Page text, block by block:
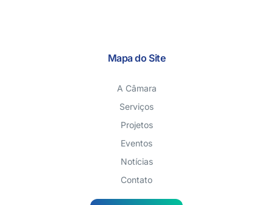
Mapa do Site
A Câmara
Serviços
Projetos
Eventos
Notícias
Contato